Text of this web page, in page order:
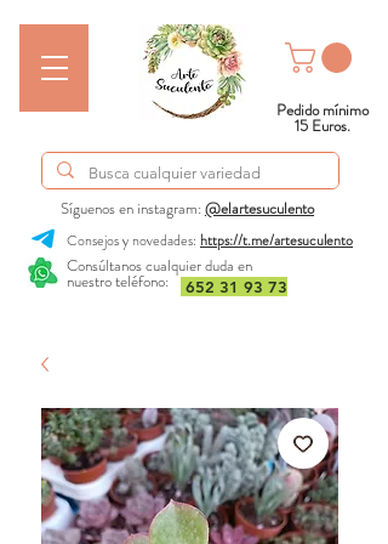
Consúltanos cualquier duda en
nuestro teléfono:
Síguenos en instagram:@elartesuculento
652 31 93 73
Consejos y novedades: https://t.me/artesuculento
Pedido mínimo
15 Euros.